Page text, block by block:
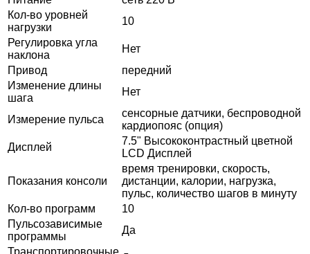
Кол-во уровней
нагрузки
10
Регулировка угла
наклона
Нет
Привод
передний
Изменение длины
шага
Нет
Измерение пульса
сенсорные датчики, беспроводной
кардиопояс (опция)
Дисплей
7.5" Высококонтрастный цветной
LCD Дисплей
Показания консоли
время тренировки, скорость,
дистанции, калории, нагрузка,
пульс, количество шагов в минуту
Кол-во программ
10
Пульсозависимые
программы
Да
Транспортировочные